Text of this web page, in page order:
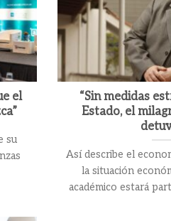
el
su
“Sin medidas
Estado, el
Así describe el
la situación
académico estará